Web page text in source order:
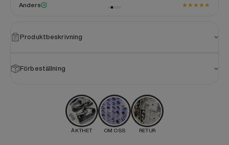
Anders ★★★★★
Produktbeskrivning
Förbeställning
ÄKTHET OM OSS RETUR